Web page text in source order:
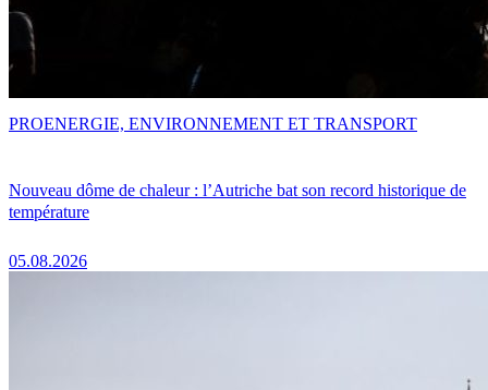
Nouveau dôme de chaleur : l’Autriche bat son record historique de
température
05.08.2026
PROENERGIE, ENVIRONNEMENT ET TRANSPORT